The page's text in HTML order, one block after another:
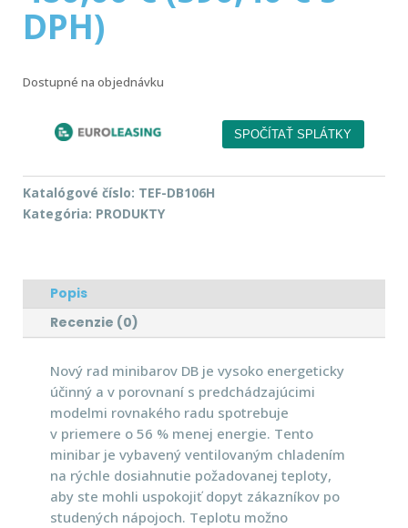
DPH)
Dostupné na objednávku
Katalógové číslo: TEF-DB106H
Kategória: PRODUKTY
Popis
Recenzie (0)
Nový rad minibarov DB je vysoko energeticky
účinný a v porovnaní s predchádzajúcimi
modelmi rovnakého radu spotrebuje
v priemere o 56 % menej energie. Tento
minibar je vybavený ventilovaným chladením
na rýchle dosiahnutie požadovanej teploty,
aby ste mohli uspokojiť dopyt zákazníkov po
studených nápojoch. Teplotu možno